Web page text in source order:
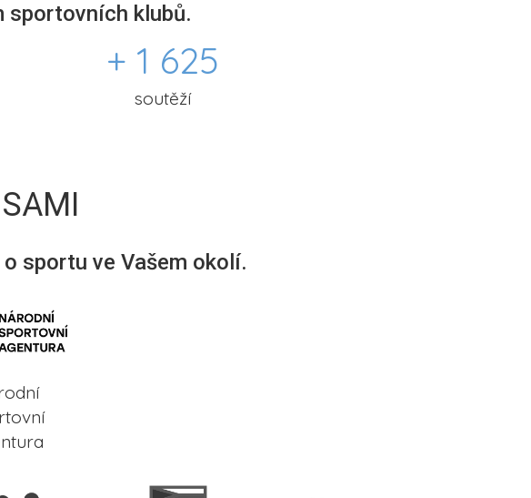
sportovních klubů.
+ 1 625
soutěží
sportu ve Vašem okolí.